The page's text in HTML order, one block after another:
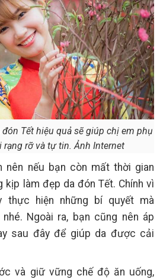
Tết hiệu quả sẽ giúp chị em phụ
rỡ và tự tin. Ảnh Internet
nên nếu bạn còn mất thời gian
kịp làm đẹp da đón Tết. Chính vì
thực hiện những bí quyết mà
Ngoài ra, bạn cũng nên áp
sau đây để giúp da được cải
và giữ vững chế độ ăn uống,